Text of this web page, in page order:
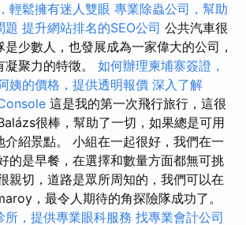
輕鬆擁有迷人雙眼 專業除蟲公司，幫助
題 提升網站排名的SEO公司 公共汽車很
少數人，也發展成為一家偉大的公司，
聚力的特徵。 如何辦理柬埔寨簽證，
姨的價格，提供透明報價 深入了解
這是我的第一次飛行旅行，這很
很棒，幫助了一切，如果總是可用
介紹景點。 小組在一起很好，我們在一
的是早餐，在選擇和數量方面都無可挑
親切，道路是眾所周知的，我們可以在
，最令人期待的角探險隊成功了。
所，提供專業眼科服務 找專業會計公司